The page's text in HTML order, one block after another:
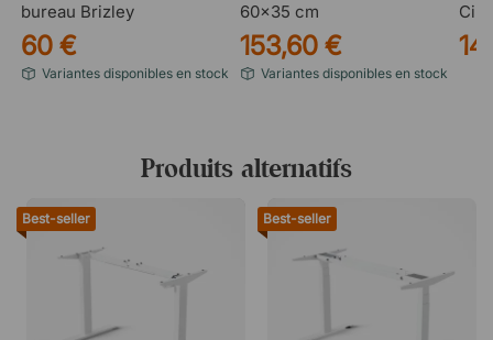
bureau Brizley
60 €
Variantes disponibles en stock
60x35 cm
153,60 €
Variantes disponibles en stock
Produits alternatifs
Best-seller Best-seller